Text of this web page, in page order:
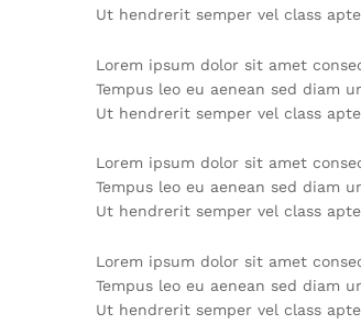
Ut hendrerit semper vel class
Lorem ipsum dolor sit amet
Tempus leo eu aenean sed diam
Ut hendrerit semper vel class
Lorem ipsum dolor sit amet
Tempus leo eu aenean sed diam
Ut hendrerit semper vel class
Lorem ipsum dolor sit amet
Tempus leo eu aenean sed diam
Ut hendrerit semper vel class